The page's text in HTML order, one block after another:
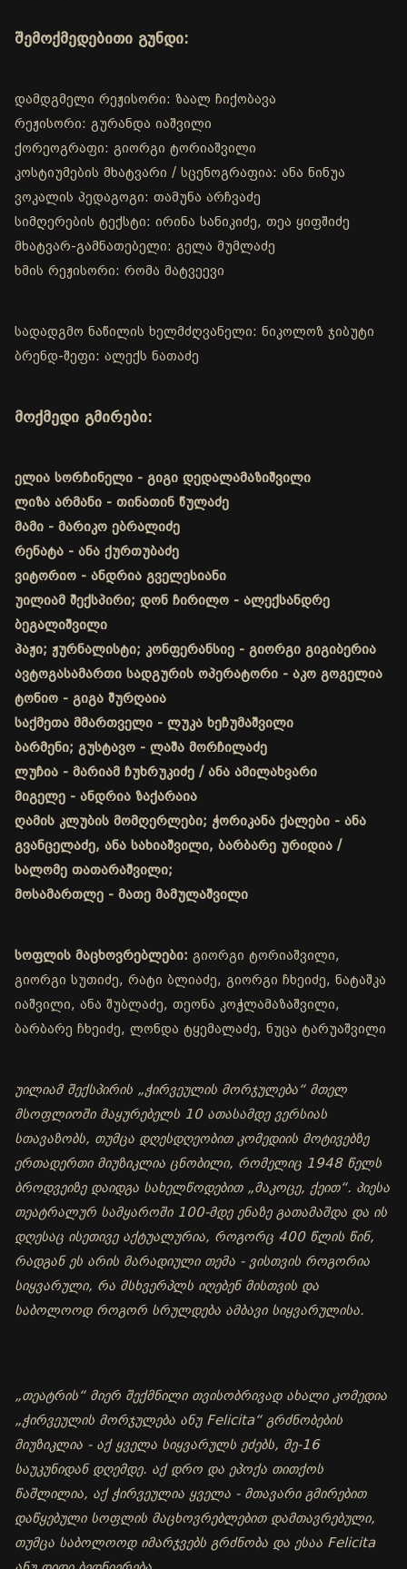
შემოქმედებითი გუნდი:
დამდგმელი რეჟისორი: ზაალ ჩიქობავა
რეჟისორი: გურანდა იაშვილი
ქორეოგრაფი: გიორგი ტორიაშვილი
კოსტიუმების მხატვარი / სცენოგრაფია: ანა ნინუა
ვოკალის პედაგოგი: თამუნა არჩვაძე
სიმღერების ტექსტი: ირინა სანიკიძე, თეა ყიფშიძე
მხატვარ-გამნათებელი: გელა მუმლაძე
ხმის რეჟისორი: რომა მატვეევი
სადადგმო ნაწილის ხელმძღვანელი: ნიკოლოზ ჯიბუტი
ბრენდ-შეფი: ალექს ნათაძე
მოქმედი გმირები:
ელია სორჩინელი - გიგი დედალამაზიშვილი
ლიზა არმანი - თინათინ წულაძე
მამი - მარიკო ებრალიძე
რენატა - ანა ქურთუბაძე
ვიტორიო - ანდრია გველესიანი
უილიამ შექსპირი; დონ ჩირილო - ალექსანდრე
ბეგალიშვილი
პაჟი; ჟურნალისტი; კონფერანსიე - გიორგი გიგიბერია
ავტოგასამართი სადგურის ოპერატორი - აკო გოგელია
ტონიო - გიგა შურღაია
საქმეთა მმართველი - ლუკა ხეჩუმაშვილი
ბარმენი; გუსტავო - ლაშა მორჩილაძე
ლუჩია - მარიამ ჩუხრუკიძე / ანა ამილახვარი
მიგელე - ანდრია ზაქარაია
ღამის კლუბის მომღერლები; ჭორიკანა ქალები - ანა
გვანცელაძე, ანა სახიაშვილი, ბარბარე ურიდია /
სალომე თათარაშვილი;
მოსამართლე - მათე მამულაშვილი
სოფლის მაცხოვრებლები: გიორგი ტორიაშვილი,
გიორგი სუთიძე, რატი ბლიაძე, გიორგი ჩხეიძე, ნატაშკა
იაშვილი, ანა შუბლაძე, თეონა კოჭლამაზაშვილი,
ბარბარე ჩხეიძე, ლონდა ტყემალაძე, ნუცა ტარუაშვილი
უილიამ შექსპირის „ჭირვეულის მორჯულება“ მთელ
მსოფლიოში მაყურებელს 10 ათასამდე ვერსიას
სთავაზობს, თუმცა დღესდღეობით კომედიის მოტივებზე
ერთადერთი მიუზიკლია ცნობილი, რომელიც 1948 წელს
ბროდვეიზე დაიდგა სახელწოდებით „მაკოცე, ქეით“. პიესა
თეატრალურ სამყაროში 100-მდე ენაზე გათამაშდა და ის
დღესაც ისეთივე აქტუალურია, როგორც 400 წლის წინ,
რადგან ეს არის მარადიული თემა - ვისთვის როგორია
სიყვარული, რა მსხვერპლს იღებენ მისთვის და
საბოლოოდ როგორ სრულდება ამბავი სიყვარულისა.
„თეატრის“ მიერ შექმნილი თვისობრივად ახალი კომედია
„ჭირვეულის მორჯულება ანუ Felicita“ გრძნობების
მიუზიკლია - აქ ყველა სიყვარულს ეძებს, მე-16
საუკუნიდან დღემდე. აქ დრო და ეპოქა თითქოს
წაშლილია, აქ ჭირვეულია ყველა - მთავარი გმირებით
დაწყებული სოფლის მაცხოვრებლებით დამთავრებული,
თუმცა საბოლოოდ იმარჯვებს გრძნობა და ესაა Felicita